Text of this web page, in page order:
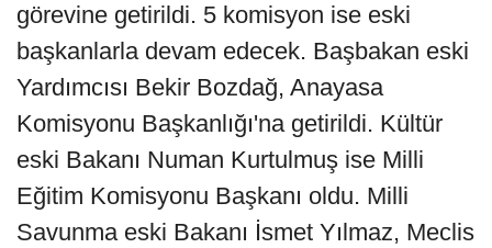
görevine getirildi. 5 komisyon ise eski
başkanlarla devam edecek. Başbakan eski
Yardımcısı Bekir Bozdağ, Anayasa
Komisyonu Başkanlığı'na getirildi. Kültür
eski Bakanı Numan Kurtulmuş ise Milli
Eğitim Komisyonu Başkanı oldu. Milli
Savunma eski Bakanı İsmet Yılmaz, Meclis